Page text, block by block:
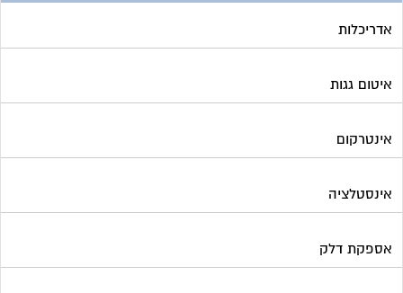
אדריכלות
איטום גגות
אינטרקום
אינסטלציה
אספקת דלק